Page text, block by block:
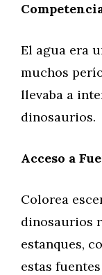
El agua era
muchos
llevaba a
dinosaurios.
Acceso a
Colorea
dinosaurios
estanques,
estas